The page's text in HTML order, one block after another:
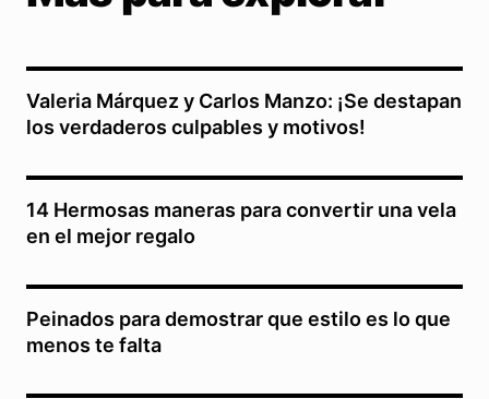
Valeria Márquez y Carlos Manzo: ¡Se destapan
los verdaderos culpables y motivos!
14 Hermosas maneras para convertir una vela
en el mejor regalo
Peinados para demostrar que estilo es lo que
menos te falta